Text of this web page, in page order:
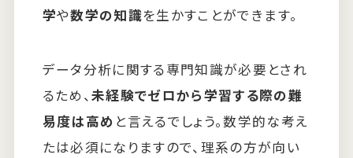
学や数学の知識を生かすことができます。
データ分析に関する専門知識が必要とされ
るため、未経験でゼロから学習する際の難
易度は高め と言えるでしょう。数学的な考え
たは必須になりますので、理系の方が向い